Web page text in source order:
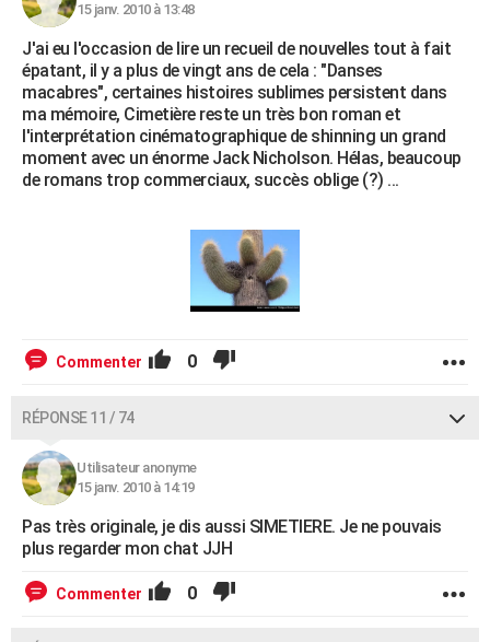
15 janv. 2010 à 13:48
J'ai eu l'occasion de lire un recueil de nouvelles tout à fait
épatant, il y a plus de vingt ans de cela : "Danses
macabres", certaines histoires sublimes persistent dans
ma mémoire, Cimetière reste un très bon roman et
l'interprétation cinématographique de shinning un grand
moment avec un énorme Jack Nicholson. Hélas, beaucoup
de romans trop commerciaux, succès oblige (?) ...
Commenter 0
RÉPONSE 11 / 74
Utilisateur anonyme
15 janv. 2010 à 14:19
Pas très originale, je dis aussi SIMETIERE. Je ne pouvais
plus regarder mon chat JJH
Commenter 0